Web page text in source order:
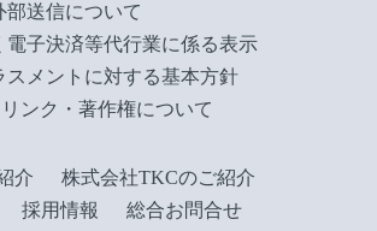
送信について
電子決済等代行業に係る表示
スメントに対する基本方針
リンク・著作権について
介
株式会社TKCのご紹介
採用情報 総合お問合せ